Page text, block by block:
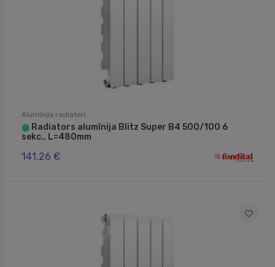
Alumīnija radiatori
⬤ Radiators alumīnija Blitz Super B4 500/100 6
sekc., L=480mm
141.26 €